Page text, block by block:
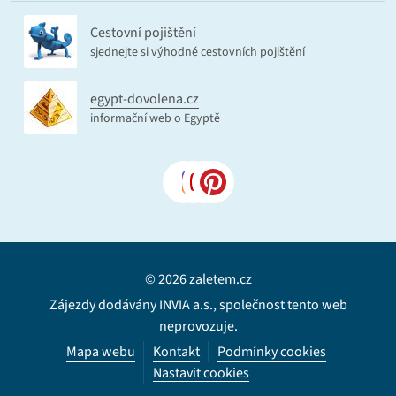
Cestovní pojištění
sjednejte si výhodné cestovních pojištění
egypt-dovolena.cz
informační web o Egyptě
© 2026 zaletem.cz
Zájezdy dodávány INVIA a.s., společnost tento web
neprovozuje.
Mapa webu
Kontakt
Podmínky cookies
Nastavit cookies